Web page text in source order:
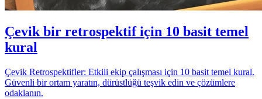
Çevik bir retrospektif için 10 basit temel
kural
Çevik Retrospektifler: Etkili ekip çalışması için 10 basit temel kural.
Güvenli bir ortam yaratın, dürüstlüğü teşvik edin ve çözümlere
odaklanın.